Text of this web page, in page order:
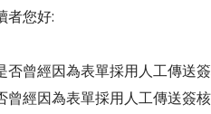
者您好:
否曾經因為表單採用人工傳送
曾經因為表單採用人工傳送簽